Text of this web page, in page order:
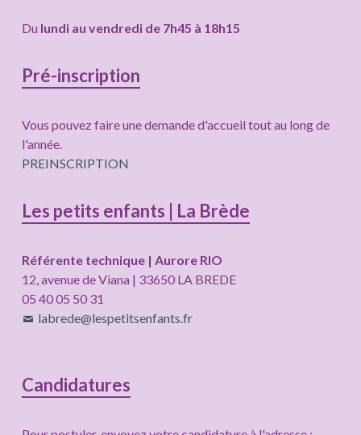
Du lundi au vendredi de 7h45 à 18h15
Pré-inscription
Vous pouvez faire une demande d'accueil tout au long de
l'année.
PREINSCRIPTION
Les petits enfants | La Brède
Référente technique | Aurore RIO
12, avenue de Viana | 33650 LA BREDE
05 40 05 50 31
labrede@lespetitsenfants.fr
Candidatures